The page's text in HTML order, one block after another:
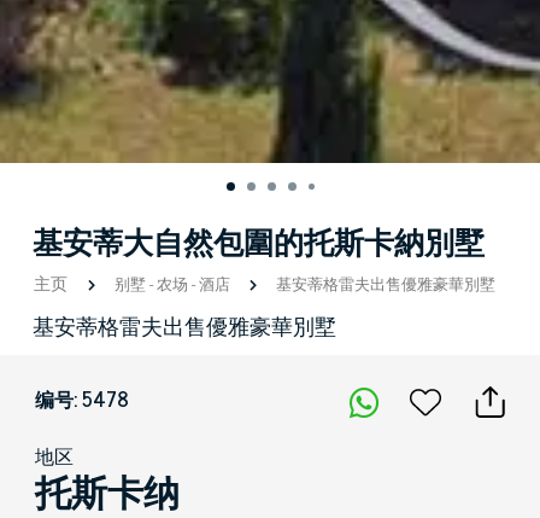
基安蒂大自然包圍的托斯卡納別墅
主页 别墅-农场-酒店 基安蒂格雷夫出售優雅豪華別墅
基安蒂格雷夫出售優雅豪華別墅
编号: 5478
地区
托斯卡纳